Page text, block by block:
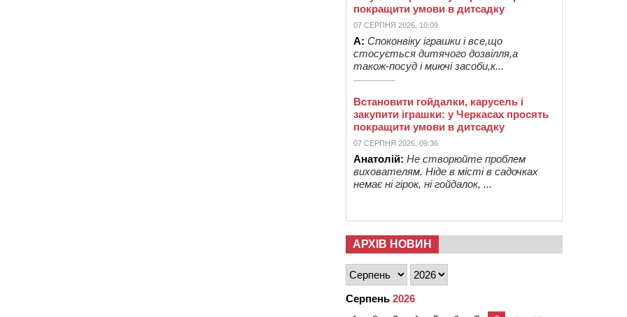
покращити умови в дитсадку
07 СЕРПНЯ 2026, 10:09
А: Споконвіку іграшки і все,що
стосується дитячого дозвілля,а
також-посуд і миючі засоби,к...
Встановити гойдалки, карусель і
закупити іграшки: у Черкасах просять
покращити умови в дитсадку
07 СЕРПНЯ 2026, 09:36
Анатолій: Не створюйте проблем
вихователям. Ніде в місті в садочках
немає ні гірок, ні гойдалок, ...
АРХІВ НОВИН
Серпень 2026